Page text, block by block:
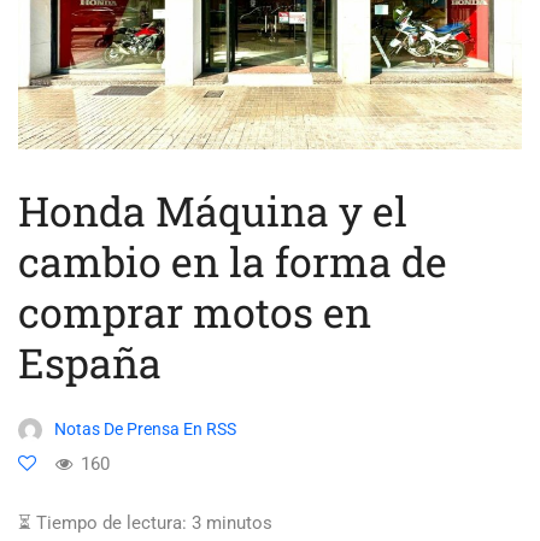
Honda Máquina y el
cambio en la forma de
comprar motos en
España
Notas De Prensa En RSS
160
⏳ Tiempo de lectura: 3 minutos